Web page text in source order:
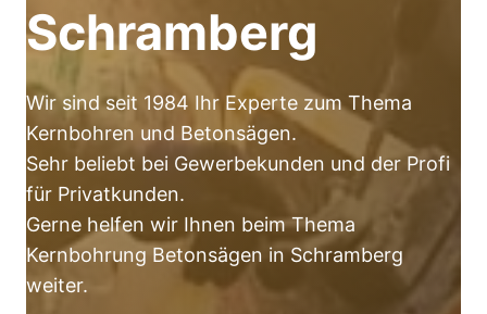
Schramberg
Wir sind seit 1984 Ihr Experte zum Thema
Kernbohren und Betonsägen.
Sehr beliebt bei Gewerbekunden und der Profi
für Privatkunden.
Gerne helfen wir Ihnen beim Thema
Kernbohrung Betonsägen in Schramberg
weiter.